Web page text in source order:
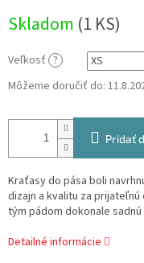
cena:
Skladom (1 KS)
Veľkosť ?
Môžeme doručiť do:
Pridať
Kraťasy do pása boli
dizajn a kvalitu za
tým pádom dokonale sadnú
Detailné informácie